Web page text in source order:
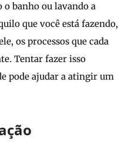
o banho ou lavando a
que você está fazendo,
os processos que cada
Tentar fazer isso
pode ajudar a atingir um